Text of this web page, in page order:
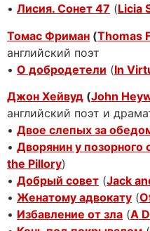
• Лисия. Сонет 47 (Licia
Томас Фриман (Thomas
английский поэт
• О добродетели (In
Джон Хейвуд (John
английский поэт и
• Двое слепых за
• Дворянин у позорного
the Pillory)
• Добрый совет (Jack
• Женатому адвокату (
• Избавление от зла (A